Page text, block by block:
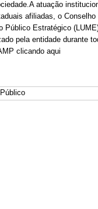
atuação
afiliadas, o
Público Estratégico
pela entidade durante
clicando aqui